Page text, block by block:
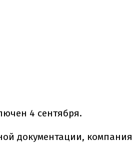
4 сентября.
документации, компания